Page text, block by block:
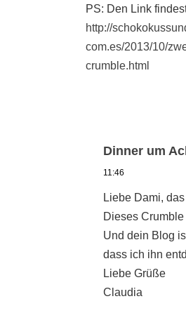
PS: Den Link
http://
com.es/2013/10/
crumble.html
Dinner um
11:46
Liebe Dami,
Dieses
Und dein Blog
dass ich ihn
Liebe Grüße
Claudia